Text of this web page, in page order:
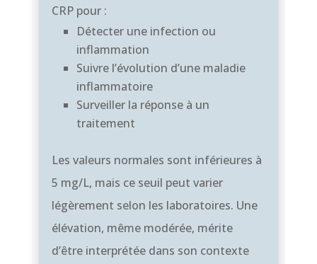
CRP pour :
Détecter une infection ou
inflammation
Suivre l’évolution d’une maladie
inflammatoire
Surveiller la réponse à un
traitement
Les valeurs normales sont inférieures à
5 mg/L, mais ce seuil peut varier
légèrement selon les laboratoires. Une
élévation, même modérée, mérite
d’être interprétée dans son contexte